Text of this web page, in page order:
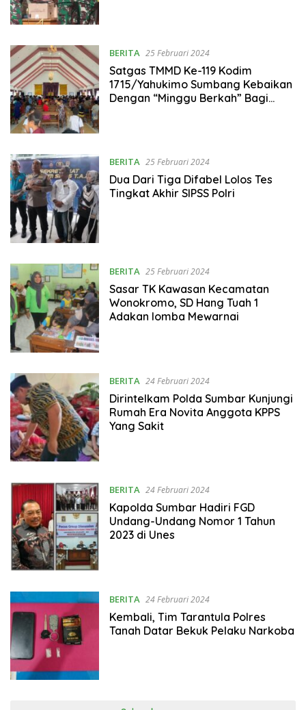
BERITA 25 Februari 2024
Satgas TMMD Ke-119 Kodim
1715/Yahukimo Sumbang Kebaikan
Dengan “Minggu Berkah” Bagi
BERITA 25 Februari 2024
Dua Dari Tiga Difabel Lolos Tes
Tingkat Akhir SIPSS Polri
BERITA 25 Februari 2024
Sasar TK Kawasan Kecamatan
Wonokromo, SD Hang Tuah 1
Adakan lomba Mewarnai
BERITA 24 Februari 2024
Dirintelkam Polda Sumbar Kunjungi
Rumah Era Novita Anggota KPPS
Yang Sakit
BERITA 24 Februari 2024
Kapolda Sumbar Hadiri FGD
Undang-Undang Nomor 1 Tahun
2023 di Unes
BERITA 24 Februari 2024
Kembali, Tim Tarantula Polres
Tanah Datar Bekuk Pelaku Narkoba